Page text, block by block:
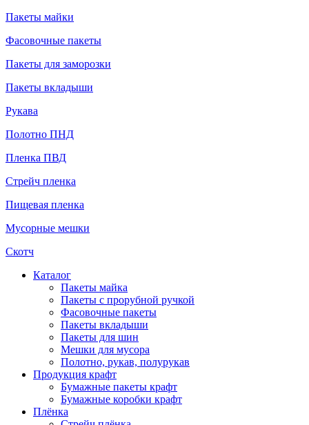
Пакеты майки
Фасовочные пакеты
Пакеты для заморозки
Пакеты вкладыши
Рукава
Полотно ПНД
Пленка ПВД
Стрейч пленка
Пищевая пленка
Мусорные мешки
Скотч
Каталог
Пакеты майка
Пакеты с прорубной ручкой
Фасовочные пакеты
Пакеты вкладыши
Пакеты для шин
Мешки для мусора
Полотно, рукав, полурукав
Продукция крафт
Бумажные пакеты крафт
Бумажные коробки крафт
Плёнка